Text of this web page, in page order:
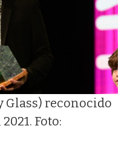
Glass) reconocido
Foto: